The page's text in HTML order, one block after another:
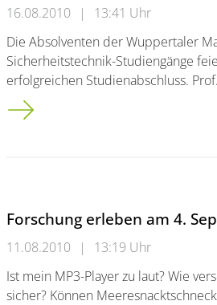
16.08.2010 |
13:41 Uhr
Die Absolventen der Wuppertaler
Sicherheitstechnik-Studiengänge
erfolgreichen Studienabschluss.
Maschinenbau- und
Forschung erleben am 4.
11.08.2010 |
13:19 Uhr
Ist mein MP3-Player zu laut? Wie
sicher? Können